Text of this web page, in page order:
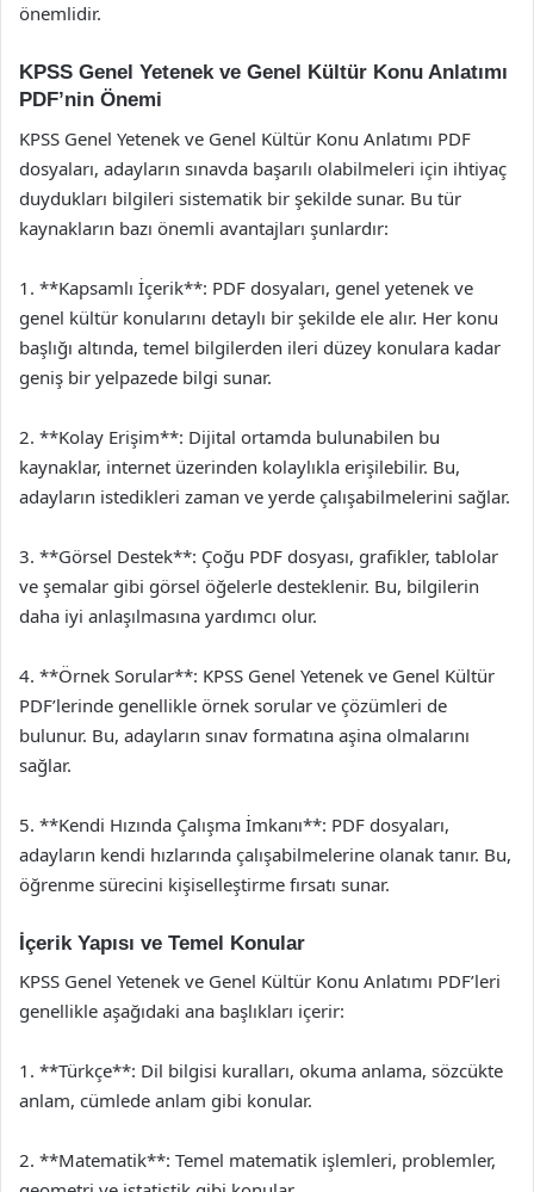
önemlidir.
KPSS Genel Yetenek ve Genel Kültür Konu Anlatımı
PDF’nin Önemi
KPSS Genel Yetenek ve Genel Kültür Konu Anlatımı PDF
dosyaları, adayların sınavda başarılı olabilmeleri için ihtiyaç
duydukları bilgileri sistematik bir şekilde sunar. Bu tür
kaynakların bazı önemli avantajları şunlardır:
1. **Kapsamlı İçerik**: PDF dosyaları, genel yetenek ve
genel kültür konularını detaylı bir şekilde ele alır. Her konu
başlığı altında, temel bilgilerden ileri düzey konulara kadar
geniş bir yelpazede bilgi sunar.
2. **Kolay Erişim**: Dijital ortamda bulunabilen bu
kaynaklar, internet üzerinden kolaylıkla erişilebilir. Bu,
adayların istedikleri zaman ve yerde çalışabilmelerini sağlar.
3. **Görsel Destek**: Çoğu PDF dosyası, grafikler, tablolar
ve şemalar gibi görsel öğelerle desteklenir. Bu, bilgilerin
daha iyi anlaşılmasına yardımcı olur.
4. **Örnek Sorular**: KPSS Genel Yetenek ve Genel Kültür
PDF’lerinde genellikle örnek sorular ve çözümleri de
bulunur. Bu, adayların sınav formatına aşina olmalarını
sağlar.
5. **Kendi Hızında Çalışma İmkanı**: PDF dosyaları,
adayların kendi hızlarında çalışabilmelerine olanak tanır. Bu,
öğrenme sürecini kişiselleştirme fırsatı sunar.
İçerik Yapısı ve Temel Konular
KPSS Genel Yetenek ve Genel Kültür Konu Anlatımı PDF’leri
genellikle aşağıdaki ana başlıkları içerir:
1. **Türkçe**: Dil bilgisi kuralları, okuma anlama, sözcükte
anlam, cümlede anlam gibi konular.
2. **Matematik**: Temel matematik işlemleri, problemler,